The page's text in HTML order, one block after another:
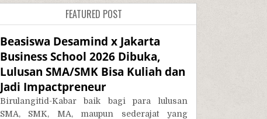
FEATURED POST
Beasiswa Desamind x Jakarta
Business School 2026 Dibuka,
Lulusan SMA/SMK Bisa Kuliah dan
Jadi Impactpreneur
Birulangitid-Kabar baik bagi para lulusan
SMA, SMK, MA, maupun sederajat yang